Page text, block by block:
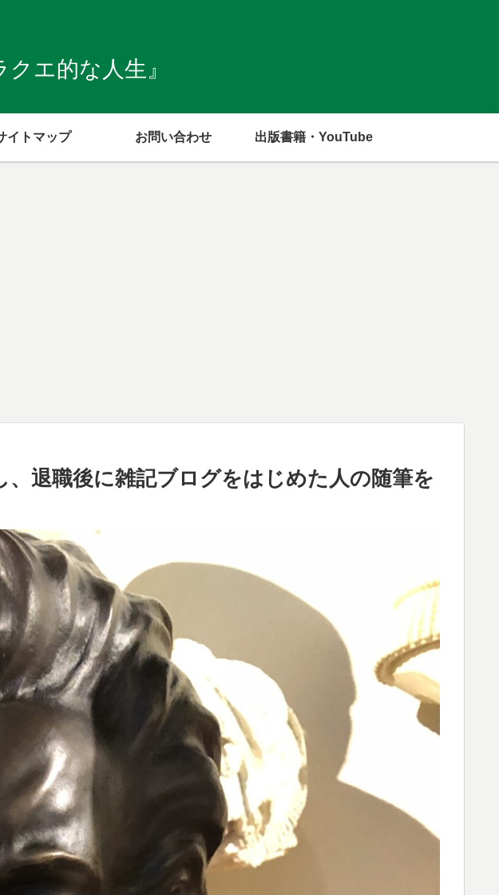
エ的な人生』
イトマップ お問い合わせ 出版書籍・YouTube
退職後に雑記ブログをはじめた人の随筆を